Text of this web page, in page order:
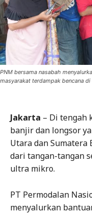
PNM bersama nasabah
masyarakat terdampak bencana
Jakarta – Di tengah
banjir dan longsor
Utara dan Sumatera
dari tangan-tangan
ultra mikro.
PT Permodalan
menyalurkan